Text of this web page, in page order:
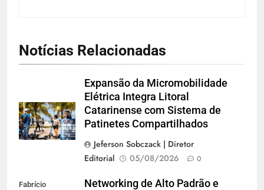
Notícias Relacionadas
Expansão da Micromobilidade
Elétrica Integra Litoral
Catarinense com Sistema de
Patinetes Compartilhados
Jeferson Sobczack | Diretor
Editorial
05/08/2026 0
Fabrício
Networking de Alto Padrão e